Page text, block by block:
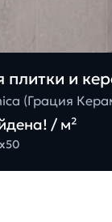
плитки и
(Грация
/ м²